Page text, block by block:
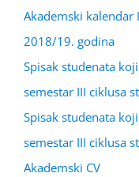
Akademski kalendar
2018/19. godina
Spisak studenata
semestar III ciklusa
Spisak studenata
semestar III ciklusa
Akademski CV